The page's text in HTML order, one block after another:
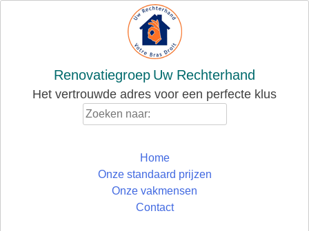
Renovatiegroep Uw Rechterhand
Het vertrouwde adres voor een perfecte klus
Home
Onze standaard prijzen
Onze vakmensen
Contact